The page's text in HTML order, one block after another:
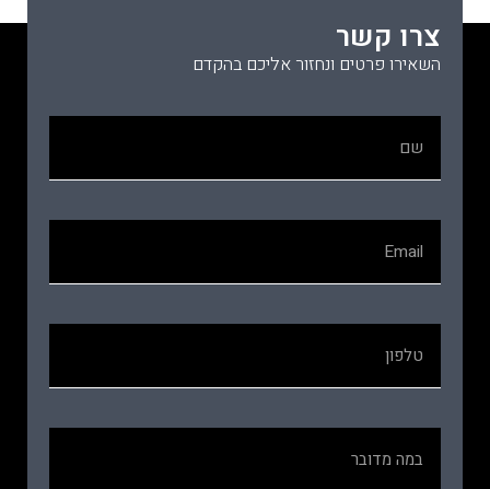
צרו קשר
השאירו פרטים ונחזור אליכם בהקדם